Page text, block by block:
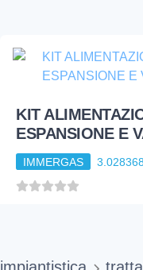
KIT
ESPANSIONE E
IMMERGAS 3.028368